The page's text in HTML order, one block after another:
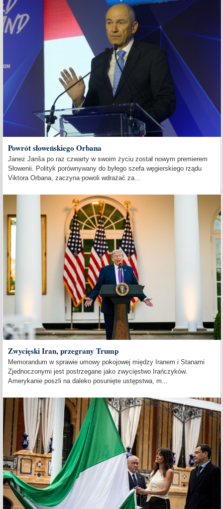
Powrót słoweńskiego Orbana
Janez Janša po raz czwarty w swoim życiu został nowym premierem
Słowenii. Polityk porównywany do byłego szefa węgierskiego rządu
Viktora Orbana, zaczyna powoli wdrażać za...
Zwycięski Iran, przegrany Trump
Memorandum w sprawie umowy pokojowej między Iranem i Stanami
Zjednoczonymi jest postrzegane jako zwycięstwo Irańczyków.
Amerykanie poszli na daleko posunięte ustępstwa, m...